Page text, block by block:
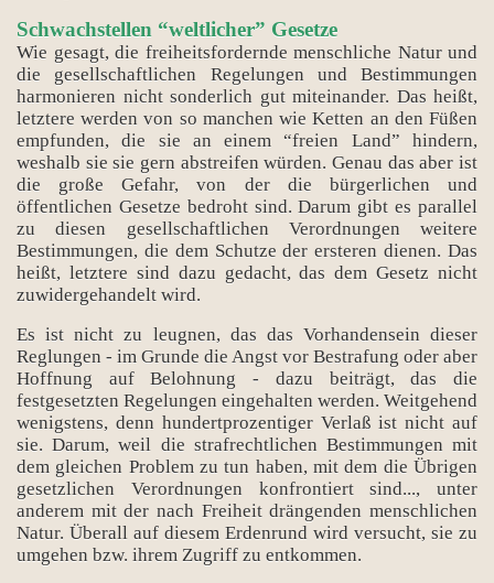
Schwachstellen “weltlicher” Gesetze
Wie gesagt, die freiheitsfordernde menschliche Natur und
die gesellschaftlichen Regelungen und Bestimmungen
harmonieren nicht sonderlich gut miteinander. Das heißt,
letztere werden von so manchen wie Ketten an den Füßen
empfunden, die sie an einem “freien Land” hindern,
weshalb sie sie gern abstreifen würden. Genau das aber ist
die große Gefahr, von der die bürgerlichen und
öffentlichen Gesetze bedroht sind. Darum gibt es parallel
zu diesen gesellschaftlichen Verordnungen weitere
Bestimmungen, die dem Schutze der ersteren dienen. Das
heißt, letztere sind dazu gedacht, das dem Gesetz nicht
zuwidergehandelt wird.
Es ist nicht zu leugnen, das das Vorhandensein dieser
Reglungen - im Grunde die Angst vor Bestrafung oder aber
Hoffnung auf Belohnung - dazu beiträgt, das die
festgesetzten Regelungen eingehalten werden. Weitgehend
wenigstens, denn hundertprozentiger Verlaß ist nicht auf
sie. Darum, weil die strafrechtlichen Bestimmungen mit
dem gleichen Problem zu tun haben, mit dem die Übrigen
gesetzlichen Verordnungen konfrontiert sind..., unter
anderem mit der nach Freiheit drängenden menschlichen
Natur. Überall auf diesem Erdenrund wird versucht, sie zu
umgehen bzw. ihrem Zugriff zu entkommen.